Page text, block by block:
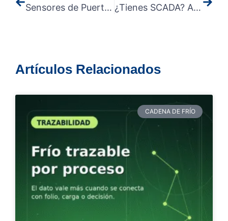
Sensores de Puertas en Refrigeración Industrial: Un Pilar para la Eficiencia y la Seguridad en la Cadena de Frío ¿Tienes SCADA? Así RTIAP se Conecta y Lleva tus Datos a la Nube
Artículos Relacionados
CADENA DE FRÍO